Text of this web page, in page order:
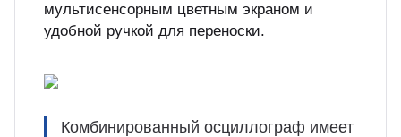
мультисенсорным цветным экраном и
удобной ручкой для переноски.
Комбинированный осциллограф имеет